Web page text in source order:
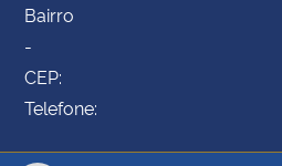
Bairro
-
CEP:
Telefone: